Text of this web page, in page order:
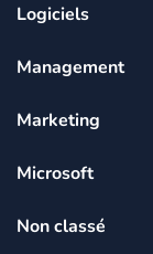
Logiciels
Management
Marketing
Microsoft
Non classé